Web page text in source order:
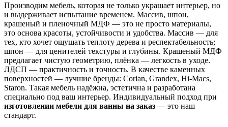
Производим мебель, которая не только украшает интерьер, но
и выдерживает испытание временем. Массив, шпон,
крашеный и пленочный МДФ — это не просто материалы,
это основа красоты, устойчивости и удобства. Массив — для
тех, кто хочет ощущать теплоту дерева и респектабельность;
шпон — для ценителей текстуры и глубины. Крашеный МДФ
предлагает чистую геометрию, плёнка — легкость в уходе.
ЛДСП — практичность и точность. В качестве каменных
поверхностей — лучшие бренды: Corian, Grandex, Hi-Macs,
Staron. Такая мебель надёжна, эстетична и разработана
специально под ваш интерьер. Индивидуальный подход при
изготовлении мебели для ванны на заказ — это наш
стандарт.